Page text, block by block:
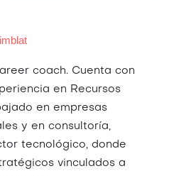
coach. Cuenta con
en Recursos
en empresas
y en consultoría,
tecnológico, donde
vinculados a